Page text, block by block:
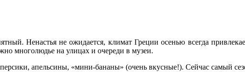
Ненастья не ожидается, климат Греции осенью всегда
многолюдье на улицах и очереди в музеи.
апельсины, «мини-бананы» (очень вкусные!). Сейчас самый